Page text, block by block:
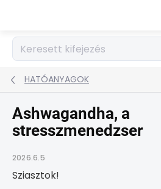
tartalomhoz
HATÓANYAGOK
Ashwagandha, a
stresszmenedzser
2026.6.5
Sziasztok!